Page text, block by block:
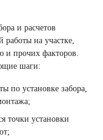
и расчетов
работы на участке,
и прочих факторов.
шаги:
по установке забора,
точки установки